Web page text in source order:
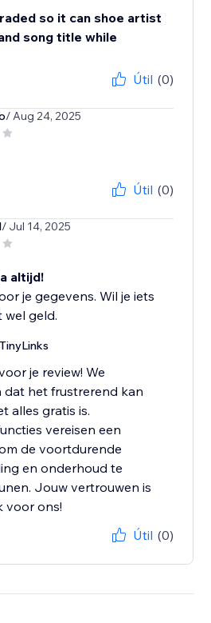
so it can shoe artist
song title while
Útil (0)
/ Aug 24, 2025
Útil (0)
/ Jul 14, 2025
altijd!
je gegevens. Wil je iets
wel geld.
je review! We
dat het frustrerend kan
alles gratis is.
vereisen een
de voortdurende
en onderhoud te
Jouw vertrouwen is
voor ons!
Útil (0)